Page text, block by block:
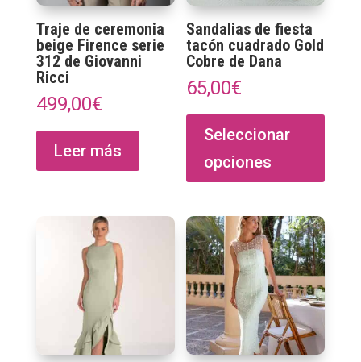
página
de
producto
Traje de ceremonia
beige Firence serie
312 de Giovanni
Ricci
499,00€
Leer más
Sandalias de fiesta
tacón cuadrado Gold
Cobre de Dana
65,00€
Seleccionar
opciones
se
elegir